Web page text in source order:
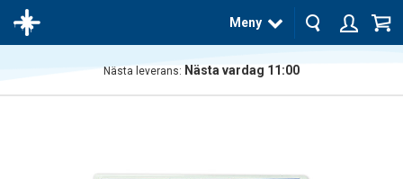
Meny
Nästa leverans: Nästa vardag 11:00